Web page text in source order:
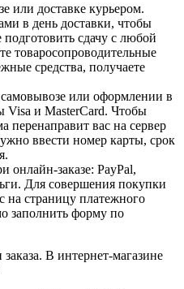
или доставке курьером.
в день доставки, чтобы
подготовить сдачу с любой
товаросопроводительные
средства, получаете
или оформлении в
Visa и MasterCard. Чтобы
перенаправит вас на сервер
ввести номер карты, срок
онлайн-заказе: PayPal,
Для совершения покупки
на страницу платежного
заполнить форму по
В интернет-магазине